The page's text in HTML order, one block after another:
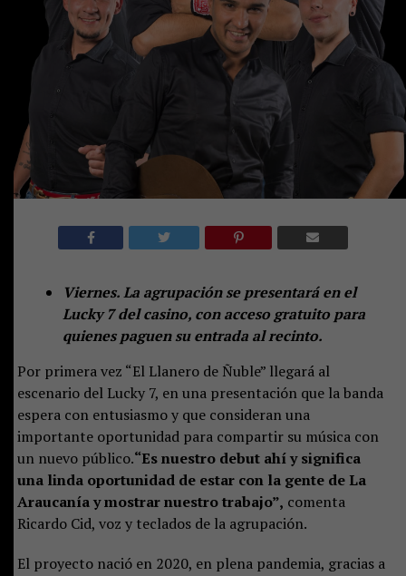
Viernes. La agrupación se presentará en el
Lucky 7 del casino, con acceso gratuito para
quienes paguen su entrada al recinto.
Por primera vez “El Llanero de Ñuble” llegará al
escenario del Lucky 7, en una presentación que la banda
espera con entusiasmo y que consideran una
importante oportunidad para compartir su música con
un nuevo público.“Es nuestro debut ahí y significa
una linda oportunidad de estar con la gente de La
Araucanía y mostrar nuestro trabajo”, comenta
Ricardo Cid, voz y teclados de la agrupación.
El proyecto nació en 2020, en plena pandemia, gracias a